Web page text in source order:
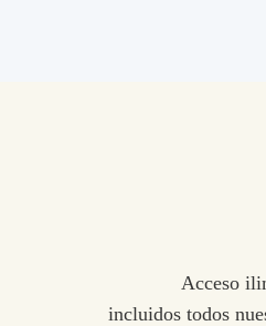
Acceso
incluidos todos